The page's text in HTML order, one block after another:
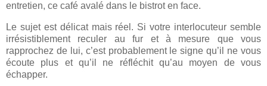
entretien, ce café avalé dans le bistrot en face.
Le sujet est délicat mais réel. Si votre interlocuteur semble
irrésistiblement reculer au fur et à mesure que vous
rapprochez de lui, c’est probablement le signequ’il ne vous
écoute plus et qu’il ne réfléchit qu’au moyen de vous
échapper.